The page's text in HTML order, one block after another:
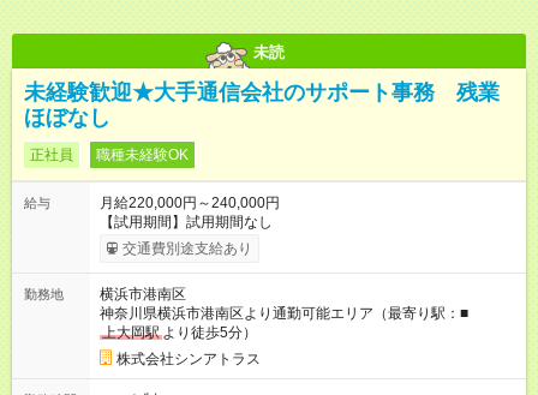
未読
未経験歓迎★大手通信会社のサポート事務 残業
ほぼなし
正社員 職種未経験OK
給与
月給220,000円～240,000円
【試用期間】試用期間なし
交通費別途支給あり
勤務地
横浜市港南区
神奈川県横浜市港南区より通勤可能エリア（最寄り駅：■
上大岡駅 より徒歩5分）
株式会社シンアトラス